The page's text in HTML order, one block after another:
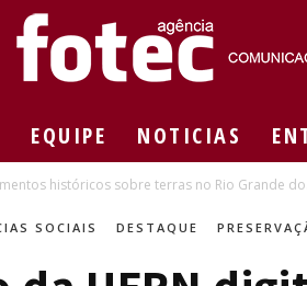
EQUIPE NOTICIAS
históricos sobre terras no Rio Grande
SOCIAIS DESTAQUE